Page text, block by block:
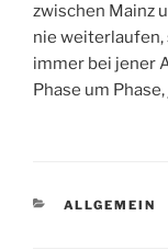
zwischen Mainz
nie weiterlaufen,
immer bei jener
Phase um
KATEGORIEN
ALLGEMEIN